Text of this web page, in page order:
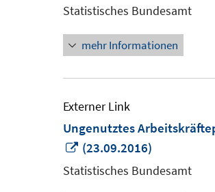
Statistisches Bundesamt
mehr Informationen
Externer Link
Ungenutztes
In
neuem
(23.09.2016)
Statistisches Bundesamt